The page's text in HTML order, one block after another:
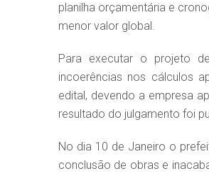
planilha orçamentária e
menor valor global.
Para executar o projeto
incoerências nos cálculos
edital, devendo a empresa
resultado do julgamento foi
No dia 10 de Janeiro o
conclusão de obras e